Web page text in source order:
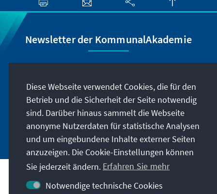
Newsletter der KommunalAkademie
KommunalAkademie sowie der Konrad-
Adenauer-Stiftung informieren.
Jetzt abonnieren
Kontakt
Diese Webseite verwendet Cookies, die für den
Betrieb und die Sicherheit der Seite notwendig
sind. Darüber hinaus sammelt die Webseite
anonyme Nutzerdaten für statistische Analysen
und um eingebundene Inhalte externer Seiten
anzuzeigen. Die Cookie-Einstellungen können
Sie jederzeit ändern. Erfahren Sie mehr
Notwendige technische Cookies